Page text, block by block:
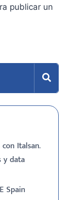
publicar un
Italsan.
y data
Spain